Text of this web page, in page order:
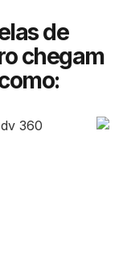
de
chegam